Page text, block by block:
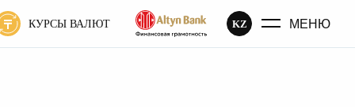
КУРСЫ ВАЛЮТ KZ МЕНЮ